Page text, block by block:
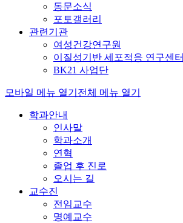
동문소식
포토갤러리
관련기관
여성건강연구원
이질성기반 세포적응 연구센터
BK21 사업단
모바일 메뉴 열기 전체 메뉴 열기
학과안내
인사말
학과소개
연혁
졸업 후 진로
오시는 길
교수진
전임교수
명예교수